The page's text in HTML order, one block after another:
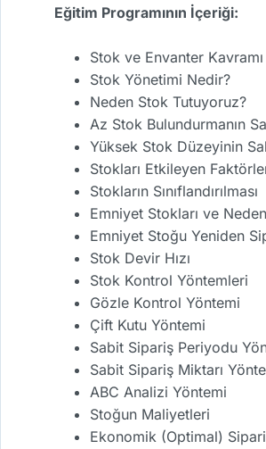
Eğitim Programının İçeriği:
Stok ve Envanter Kavramı
Stok Yönetimi Nedir?
Neden Stok Tutuyoruz?
Az Stok Bulundurmanın
Yüksek Stok Düzeyinin
Stokları Etkileyen
Stokların Sınıflandırılması
Emniyet Stokları ve
Emniyet Stoğu Yeniden
Stok Devir Hızı
Stok Kontrol Yöntemleri
Gözle Kontrol Yöntemi
Çift Kutu Yöntemi
Sabit Sipariş Periyodu
Sabit Sipariş Miktarı
ABC Analizi Yöntemi
Stoğun Maliyetleri
Ekonomik (Optimal)